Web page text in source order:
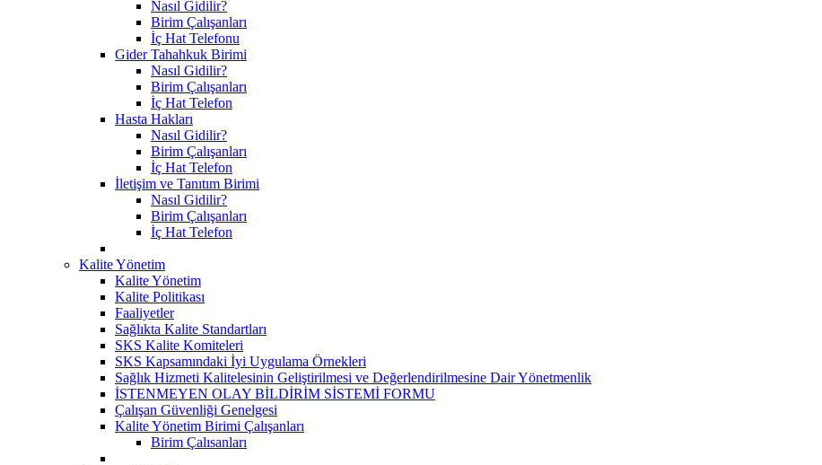
Nasıl Gidilir?
Birim Çalışanları
İç Hat Telefonu
Gider Tahahkuk Birimi
Nasıl Gidilir?
Birim Çalışanları
İç Hat Telefon
Hasta Hakları
Nasıl Gidilir?
Birim Çalışanları
İç Hat Telefon
İletişim ve Tanıtım Birimi
Nasıl Gidilir?
Birim Çalışanları
İç Hat Telefon
Kalite Yönetim
Kalite Yönetim
Kalite Politikası
Faaliyetler
Sağlıkta Kalite Standartları
SKS Kalite Komiteleri
SKS Kapsamındaki İyi Uygulama Örnekleri
Sağlık Hizmeti Kalitelesinin Geliştirilmesi ve Değerlendirilmesine Dair Yönetmenlik
İSTENMEYEN OLAY BİLDİRİM SİSTEMİ FORMU
Çalışan Güvenliği Genelgesi
Kalite Yönetim Birimi Çalışanları
Birim Çalısanları